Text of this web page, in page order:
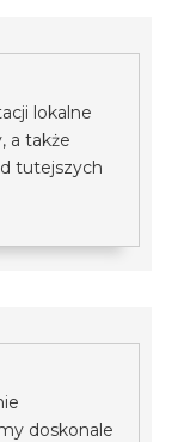
lokalne
a także
tutejszych
doskonale